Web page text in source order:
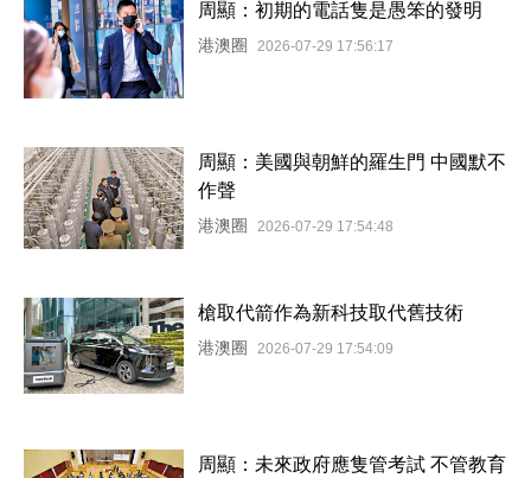
周顯：初期的電話隻是愚笨的發明
港澳圈 2026-07-29 17:56:17
周顯：美國與朝鮮的羅生門 中國默不
作聲
港澳圈 2026-07-29 17:54:48
槍取代箭作為新科技取代舊技術
港澳圈 2026-07-29 17:54:09
周顯：未來政府應隻管考試 不管教育